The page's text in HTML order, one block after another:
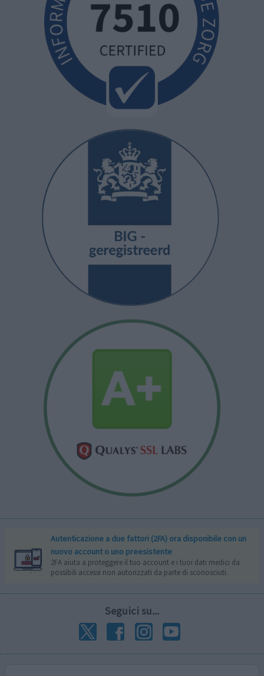
Autenticazione a due fattori (2FA) ora disponibile con un
nuovo account o uno preesistente
2FA aiuta a proteggere il tuo account e i tuoi dati medici da
possibili accessi non autorizzati da parte di sconosciuti.
Seguici su...